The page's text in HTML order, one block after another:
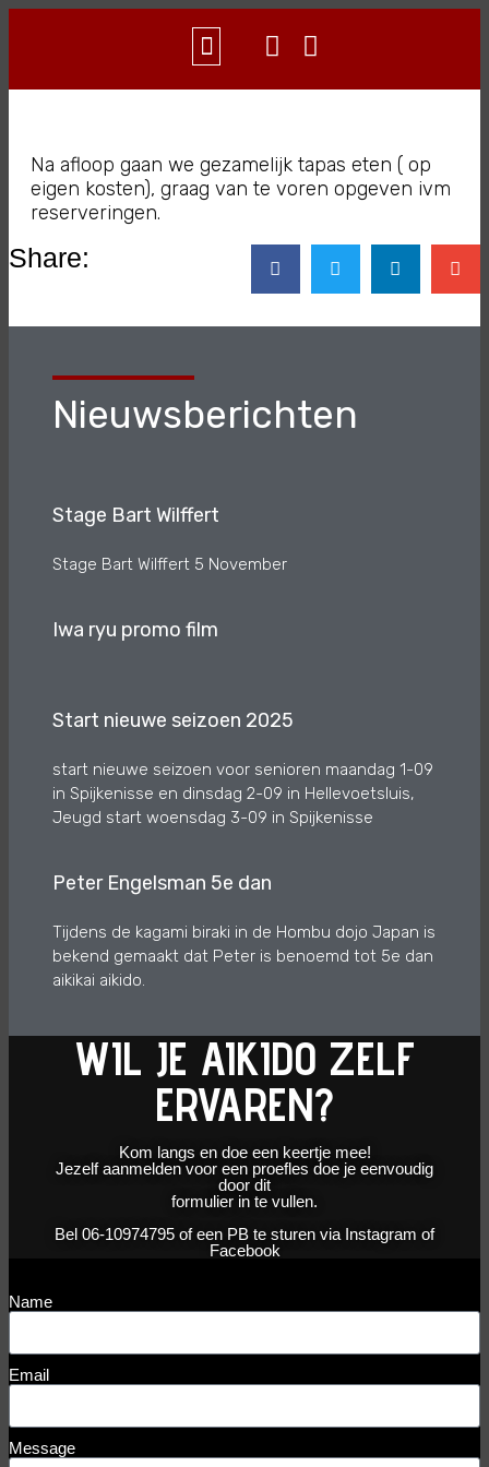
Na afloop gaan we gezamelijk tapas eten ( op
eigen kosten), graag van te voren opgeven ivm
reserveringen.
Share:
Nieuwsberichten
Stage Bart Wilffert
Stage Bart Wilffert 5 November
Iwa ryu promo film
Start nieuwe seizoen 2025
start nieuwe seizoen voor senioren maandag 1-09
in Spijkenisse en dinsdag 2-09 in Hellevoetsluis,
Jeugd start woensdag 3-09 in Spijkenisse
Peter Engelsman 5e dan
Tijdens de kagami biraki in de Hombu dojo Japan is
bekend gemaakt dat Peter is benoemd tot 5e dan
aikikai aikido.
WIL JE AIKIDO ZELF
ERVAREN?
Kom langs en doe een keertje mee!
Jezelf aanmelden voor een proefles doe je eenvoudig
door dit
formulier in te vullen.
Bel 06-10974795 of een PB te sturen via Instagram of
Facebook
Name
Email
Message